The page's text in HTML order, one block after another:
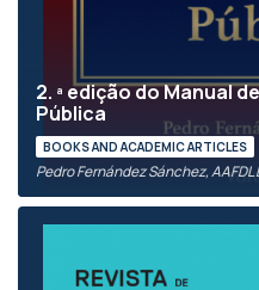
2. ª edição do Manual
Pública
BOOKS AND ACADEMIC ARTICLES
Pedro Fernández Sánchez,